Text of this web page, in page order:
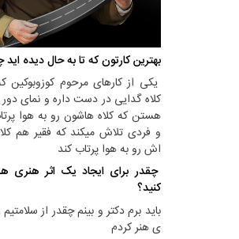
بهترین کارتون که تا به حال دیده
یکی از کارهای مرحوم کوزوبوکین
کلاه گدایی در دست داره و نمای دور
هستن که کلاه هاشون رو به هوا
و فردی تلاش میکند که فقیر هم
اش رو به هوا پرتاب کند
چقدر برای ایجاد یک اثر هنری
کنید؟
باید برم دکتر و بینم چقدر از
ی هنر کردم